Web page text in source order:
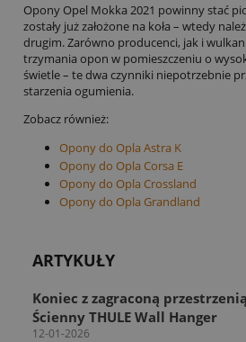
Opony Opel Mokka 2021 powinny stać
zostały już założone na koła – wtedy
drugim. Zarówno producenci, jak i
trzymania opon w pomieszczeniu o
świetle – te dwa czynniki niepotrzebnie
starzenia ogumienia.
Zobacz również:
Opony do Opla Astra K
Opony do Opla Corsa E
Opony do Opla Crossland
Opony do Opla Grandland
ARTYKUŁY
Koniec z zagraconą
Ścienny THULE Wall Hanger
12-01-2026